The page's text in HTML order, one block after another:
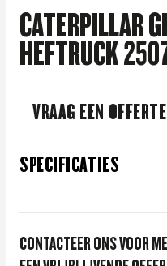
CATERPILLAR
HEFTRUCK
VRAAG EEN
SPECIFICATIES
CONTACTEER ONS VOOR